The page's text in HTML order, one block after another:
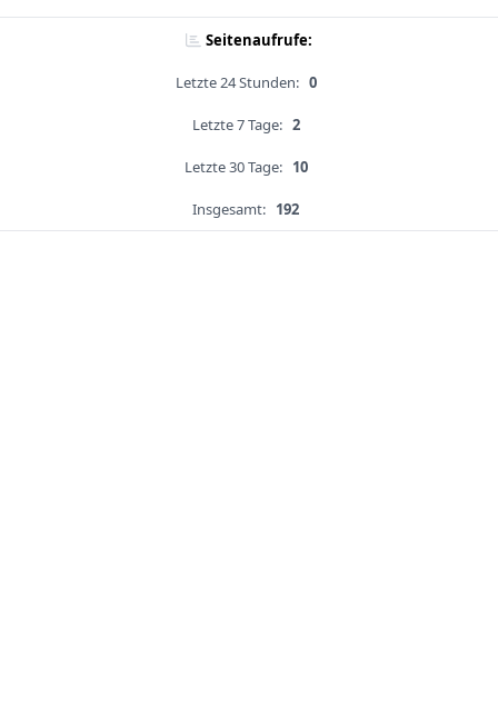
Seitenaufrufe:
Letzte 24 Stunden: 0
Letzte 7 Tage: 2
Letzte 30 Tage: 10
Insgesamt: 192